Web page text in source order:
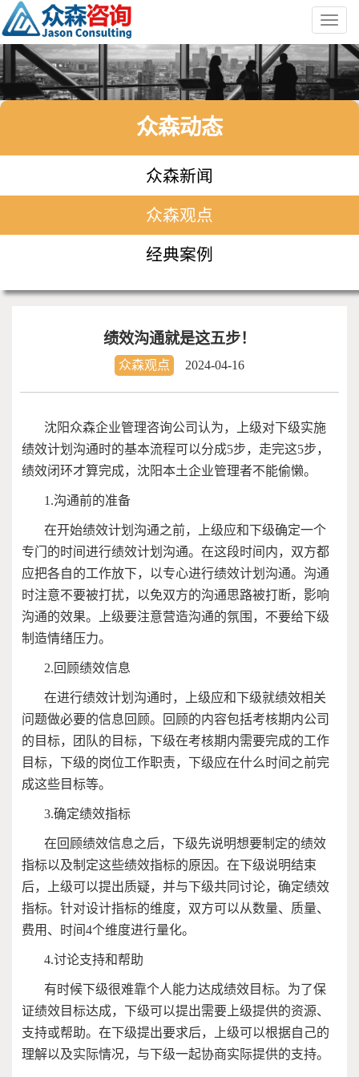
众森动态
众森新闻
众森观点
经典案例
绩效沟通就是这五步！
众森观点 2024-04-16
沈阳众森企业管理咨询公司认为，上级对下级实施
绩效计划沟通时的基本流程可以分成5步，走完这5步，
绩效闭环才算完成，沈阳本土企业管理者不能偷懒。
1.沟通前的准备
在开始绩效计划沟通之前，上级应和下级确定一个
专门的时间进行绩效计划沟通。在这段时间内，双方都
应把各自的工作放下，以专心进行绩效计划沟通。沟通
时注意不要被打扰，以免双方的沟通思路被打断，影响
沟通的效果。上级要注意营造沟通的氛围，不要给下级
制造情绪压力。
2. 回顾绩效信息
在进行绩效计划沟通时，上级应和下级就绩效相关
问题做必要的信息回顾。回顾的内容包括考核期内公司
的目标，团队的目标，下级在考核期内需要完成的工作
目标，下级的岗位工作职责，下级应在什么时间之前完
成这些目标等。
3.确定绩效指标
在回顾绩效信息之后，下级先说明想要制定的绩效
指标以及制定这些绩效指标的原因。在下级说明结束
后，上级可以提出质疑，并与下级共同讨论，确定绩效
指标。针对设计指标的维度，双方可以从数量、质量、
费用、时间4个维度进行量化。
4.讨论支持和帮助
有时候下级很难靠个人能力达成绩效目标。为了保
证绩效目标达成，下级可以提出需要上级提供的资源、
支持或帮助。在下级提出要求后，上级可以根据自己的
理解以及实际情况，与下级一起协商实际提供的支持。